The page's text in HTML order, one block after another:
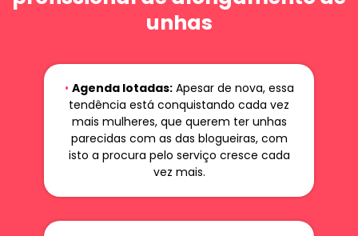
unhas
• Agenda lotadas:Apesar de nova, essa
tendência está conquistando cada vez
mais mulheres, que querem ter unhas
parecidas com as das blogueiras, com
isto a procura pelo serviço cresce cada
vez mais.